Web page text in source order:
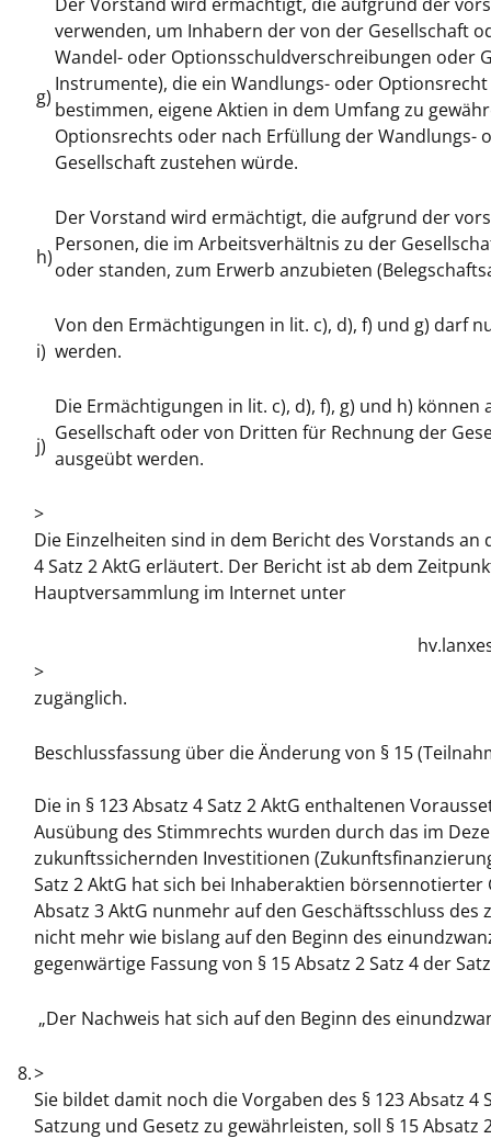
g)
verwenden, um Inhabern der von der Gesellschaft
Wandel- oder Optionsschuldverschreibungen oder
Instrumente), die ein Wandlungs- oder
bestimmen, eigene Aktien in dem Umfang zu
Optionsrechts oder nach Erfüllung der
Gesellschaft zustehen würde.
h)
Der Vorstand wird ermächtigt, die aufgrund der
Personen, die im Arbeitsverhältnis zu der
oder standen, zum Erwerb anzubieten
i)
Von den Ermächtigungen in lit. c), d), f) und g) darf
werden.
j)
Die Ermächtigungen in lit. c), d), f), g) und h)
Gesellschaft oder von Dritten für Rechnung der
ausgeübt werden.
>
Die Einzelheiten sind in dem Bericht des Vorstands
4 Satz 2 AktG erläutert. Der Bericht ist ab dem
Hauptversammlung im Internet unter
>
zugänglich.
8.
Beschlussfassung über die Änderung von § 15
Die in § 123 Absatz 4 Satz 2 AktG enthaltenen
Ausübung des Stimmrechts wurden durch das im
zukunftssichernden Investitionen
Satz 2 AktG hat sich bei Inhaberaktien
Absatz 3 AktG nunmehr auf den Geschäftsschluss
nicht mehr wie bislang auf den Beginn des
gegenwärtige Fassung von § 15 Absatz 2 Satz 4 der
„Der Nachweis hat sich auf den Beginn des
>
Sie bildet damit noch die Vorgaben des § 123 Absatz
Satzung und Gesetz zu gewährleisten, soll § 15 Absatz